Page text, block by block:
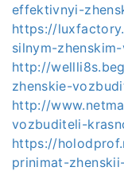
effektivnyi-
https://
silnym-
http://
zhenskie-
http://
vozbuditeli-
https://
prinimat-